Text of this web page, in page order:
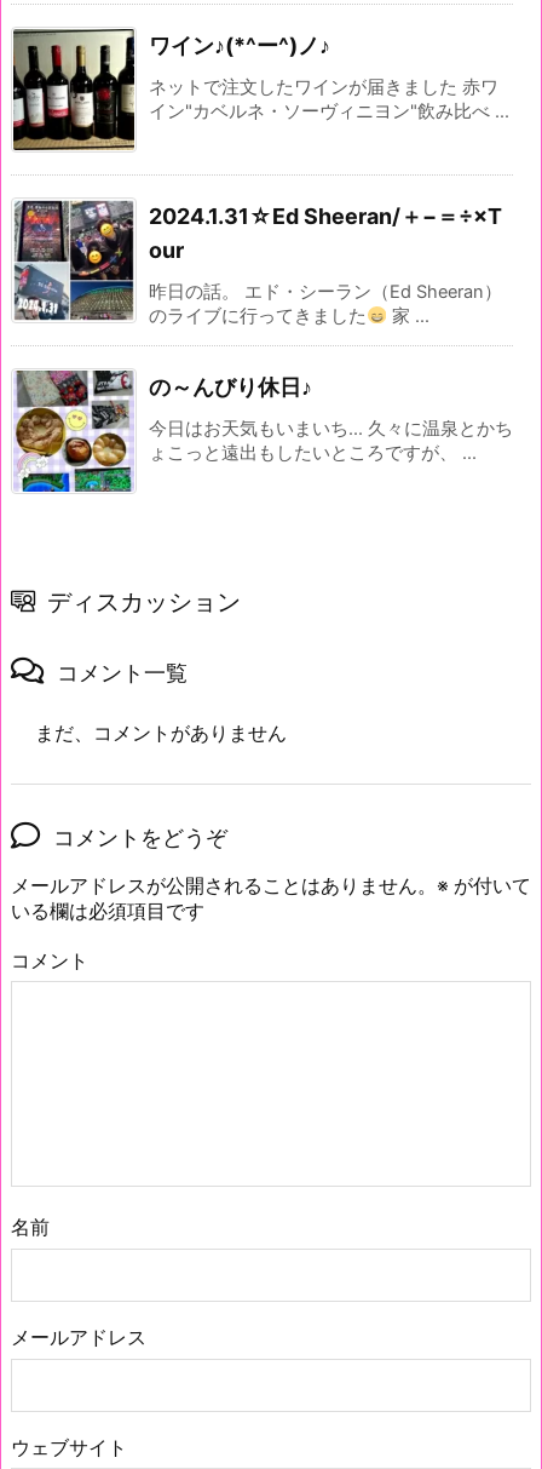
ワイン♪(*^ー^)ノ♪
ネットで注文したワインが届きました 赤ワ
イン"カベルネ・ソーヴィニヨン"飲み比べ ...
2024.1.31☆Ed Sheeran/＋−＝÷×T
our
昨日の話。 エド・シーラン（Ed Sheeran）
のライブに行ってきました
家 ...
の～んびり休日♪
今日はお天気もいまいち... 久々に温泉とかち
ょこっと遠出もしたいところですが、 ...
ディスカッション
コメント一覧
まだ、コメントがありません
コメントをどうぞ
メールアドレスが公開されることはありません。 ※ が付いて
いる欄は必須項目です
コメント
名前
メールアドレス
ウェブサイト